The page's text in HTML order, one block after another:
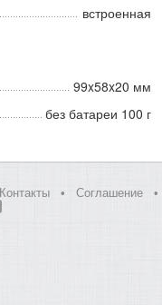
встроенная
99x58x20 мм
без батареи 100 г
Контакты • Соглашение
•